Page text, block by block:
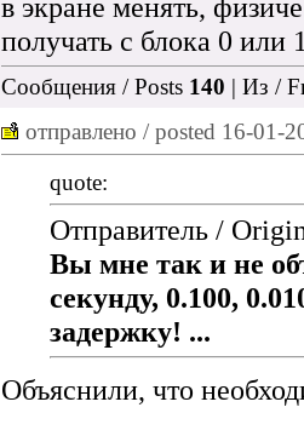
в экране менять,
получать с блока 0 или
Сообщения / Posts 140 | Из /
отправлено / posted 16-01-
quote:
Отправитель /
Вы мне так и не
секунду, 0.100,
задержку! ...
Объяснили, что